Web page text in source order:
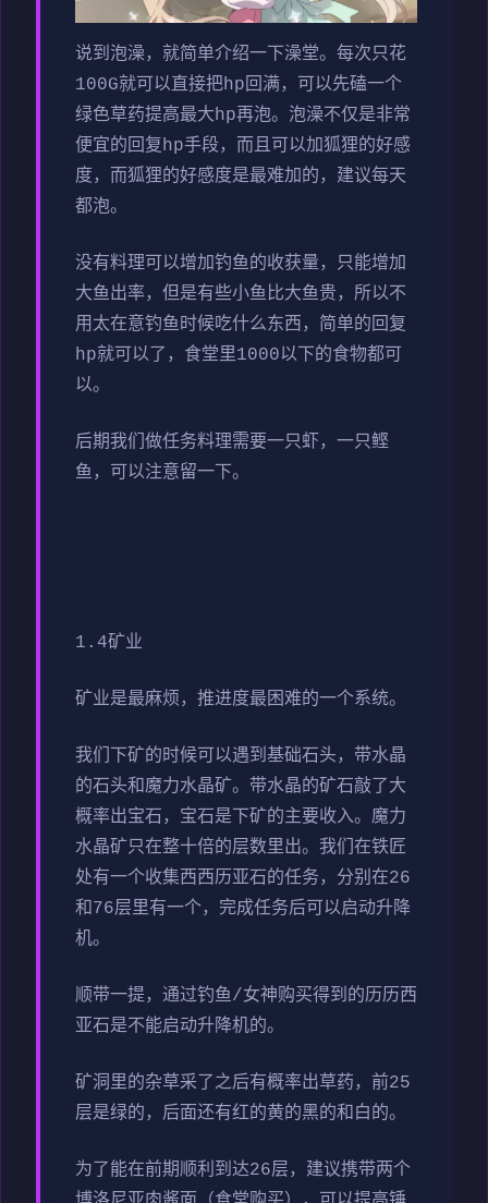
说到泡澡，就简单介绍一下澡堂。每次只花
100G就可以直接把hp回满，可以先磕一个
绿色草药提高最大hp再泡。泡澡不仅是非常
便宜的回复hp手段，而且可以加狐狸的好感
度，而狐狸的好感度是最难加的，建议每天
都泡。
没有料理可以增加钓鱼的收获量，只能增加
大鱼出率，但是有些小鱼比大鱼贵，所以不
用太在意钓鱼时候吃什么东西，简单的回复
hp就可以了，食堂里1000以下的食物都可
以。
后期我们做任务料理需要一只虾，一只鲣
鱼，可以注意留一下。
1.4矿业
矿业是最麻烦，推进度最困难的一个系统。
我们下矿的时候可以遇到基础石头，带水晶
的石头和魔力水晶矿。带水晶的矿石敲了大
概率出宝石，宝石是下矿的主要收入。魔力
水晶矿只在整十倍的层数里出。我们在铁匠
处有一个收集西西历亚石的任务，分别在26
和76层里有一个，完成任务后可以启动升降
机。
顺带一提，通过钓鱼/女神购买得到的历历西
亚石是不能启动升降机的。
矿洞里的杂草采了之后有概率出草药，前25
层是绿的，后面还有红的黄的黑的和白的。
为了能在前期顺利到达26层，建议携带两个